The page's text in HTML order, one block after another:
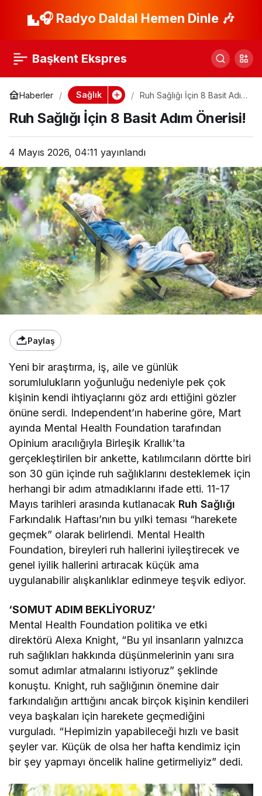
🎧 Radyo Daldal Hemen Dinle 🎶
Başkent Ekspres
Haberler Sağlık
Ruh Sağlığı İçin 8 Basit Adım
Ruh Sağlığı İçin 8 Basit Adım Önerisi!
4 Mayıs 2026, 04:11 yayınlandı
Paylaş
Yeni bir araştırma, iş, aile ve günlük
sorumlulukların yoğunluğu nedeniyle pek çok
kişinin kendi ihtiyaçlarını göz ardı ettiğini gözler
önüne serdi. Independent’ın haberine göre, Mart
ayında Mental Health Foundation tarafından
Opinium aracılığıyla Birleşik Krallık’ta
gerçekleştirilen bir ankette, katılımcıların dörtte biri
son 30 gün içinde ruh sağlıklarını desteklemek için
herhangi bir adım atmadıklarını ifade etti. 11-17
Mayıs tarihleri arasında kutlanacak Ruh Sağlığı
Farkındalık Haftası’nın bu yılki teması “harekete
geçmek” olarak belirlendi. Mental Health
Foundation, bireyleri ruh hallerini iyileştirecek ve
genel iyilik hallerini artıracak küçük ama
uygulanabilir alışkanlıklar edinmeye teşvik ediyor.
‘SOMUT ADIM BEKLİYORUZ’
Mental Health Foundation politika ve etki
direktörü Alexa Knight, “Bu yıl insanların yalnızca
ruh sağlıkları hakkında düşünmelerinin yanı sıra
somut adımlar atmalarını istiyoruz” şeklinde
konuştu. Knight, ruh sağlığının önemine dair
farkındalığın arttığını ancak birçok kişinin kendileri
veya başkaları için harekete geçmediğini
vurguladı. “Hepimizin yapabileceği hızlı ve basit
şeyler var. Küçük de olsa her hafta kendimiz için
bir şey yapmayı öncelik haline getirmeliyiz” dedi.
Akciğer Sağlığı İçin
Gerekenler
Paylaş